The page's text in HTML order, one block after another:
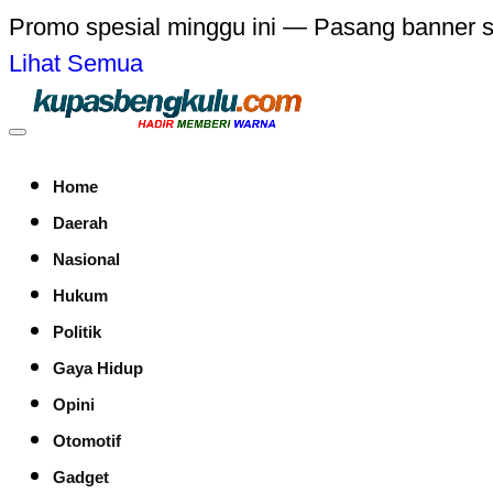
Promo spesial minggu ini — Pasang banner
Lihat Semua
Home
Daerah
Nasional
Hukum
Politik
Gaya Hidup
Opini
Otomotif
Gadget